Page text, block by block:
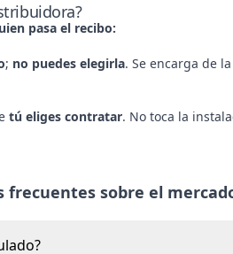
pasa el recibo:
; no puedes elegirla. Se encarga de la
tú eliges contratar. No toca la
frecuentes sobre el